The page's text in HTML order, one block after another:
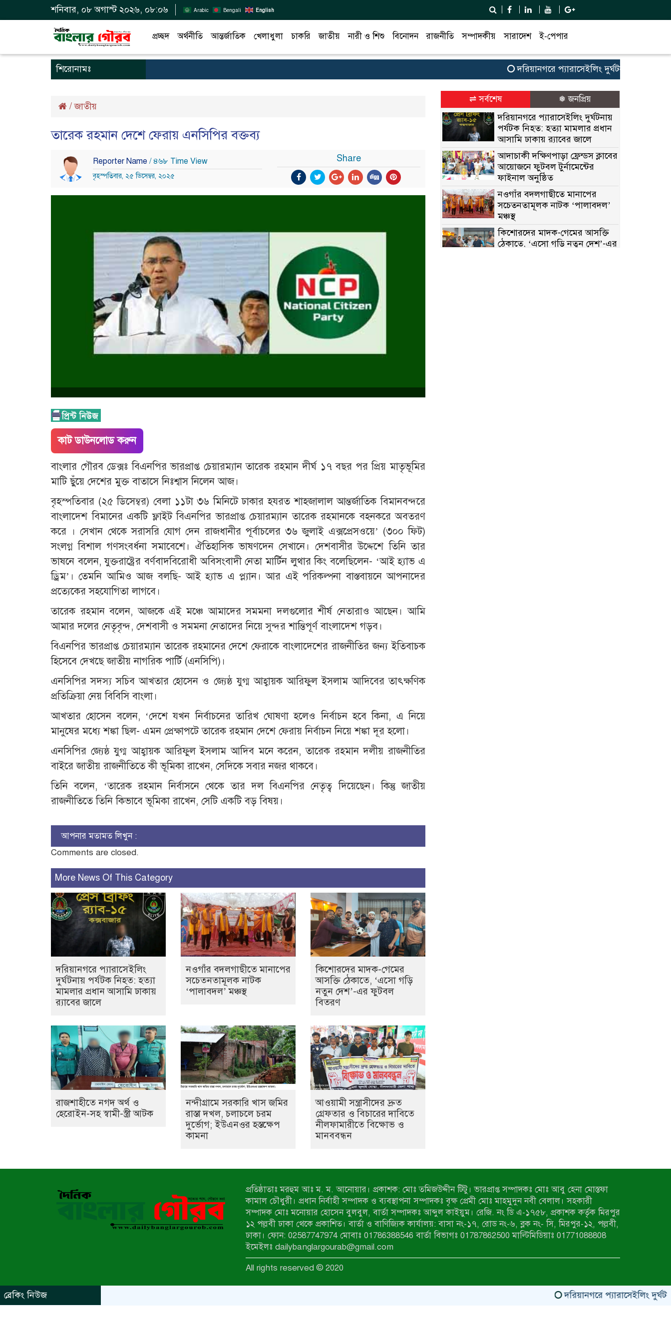
শনিবার, ০৮ অগাস্ট ২০২৬, ০৮:০৬ Arabic Bengali English
প্রচ্ছদ অর্থনীতি আন্তর্জাতিক খেলাধুলা চাকরি জাতীয় নারী ও শিশু বিনোদন রাজনীতি সম্পাদকীয় সারাদেশ ই-পেপার
শিরোনামঃ দরিয়ানগরে প্যারাসেইলিং দুর্ঘটনায় পর্যটক
/জাতীয়
তারেক রহমান দেশে ফেরায় এনসিপির বক্তব্য
Reporter Name / ৪৬৮ Time View
বৃহস্পতিবার, ২৫ ডিসেম্বর, ২০২৫
Share
কাট ডাউনলোড করুন
বাংলার গৌরব ডেক্সঃ বিএনপির ভারপ্রাপ্ত চেয়ারম্যান তারেক রহমান দীর্ঘ ১৭ বছর পর প্রিয় মাতৃভূমির
মাটি ছুঁয়ে দেশের মুক্ত বাতাসে নিঃশ্বাস নিলেন আজ।
বৃহস্পতিবার (২৫ ডিসেম্বর) বেলা ১১টা ৩৬ মিনিটে ঢাকার হযরত শাহজালাল আন্তর্জাতিক বিমানবন্দরে
বাংলাদেশ বিমানের একটি ফ্লাইট বিএনপির ভারপ্রাপ্ত চেয়ারম্যান তারেক রহমানকে বহনকরে অবতরণ
করে । সেখান থেকে সরাসরি যোগ দেন রাজধানীর পূর্বাচলের ৩৬ জুলাই এক্সপ্রেসওয়ে’ (৩০০ ফিট)
সংলগ্ন বিশাল গণসংবর্ধনা সমাবেশে। ঐতিহাসিক ভাষণদেন সেখানে। দেশবাসীর উদ্দেশে তিনি তার
ভাষনে বলেন, যুক্তরাষ্ট্রের বর্ণবাদবিরোধী অবিসংবাদী নেতা মার্টিন লুথার কিং বলেছিলেন- ‘আই হ্যাভ এ
ড্রিম’। তেমনি আমিও আজ বলছি- আই হ্যাভ এ প্ল্যান। আর এই পরিকল্পনা বাস্তবায়নে আপনাদের
প্রত্যেকের সহযোগিতা লাগবে।
তারেক রহমান বলেন, আজকে এই মঞ্চে আমাদের সমমনা দলগুলোর শীর্ষ নেতারাও আছেন। আমি
আমার দলের নেতৃবৃন্দ, দেশবাসী ও সমমনা নেতাদের নিয়ে সুন্দর শান্তিপূর্ণ বাংলাদেশ গড়ব।
বিএনপির ভারপ্রাপ্ত চেয়ারম্যান তারেক রহমানের দেশে ফেরাকে বাংলাদেশের রাজনীতির জন্য ইতিবাচক
হিসেবে দেখছে জাতীয় নাগরিক পার্টি (এনসিপি)।
এনসিপির সদস্য সচিব আখতার হোসেন ও জ্যেষ্ঠ যুগ্ম আহ্বায়ক আরিফুল ইসলাম আদিবের তাৎক্ষণিক
প্রতিক্রিয়া নেয় বিবিসি বাংলা।
আখতার হোসেন বলেন, ‘দেশে যখন নির্বাচনের তারিখ ঘোষণা হলেও নির্বাচন হবে কিনা, এ নিয়ে
মানুষের মধ্যে শঙ্কা ছিল- এমন প্রেক্ষাপটে তারেক রহমান দেশে ফেরায় নির্বাচন নিয়ে শঙ্কা দূর হলো।
এনসিপির জ্যেষ্ঠ যুগ্ম আহ্বায়ক আরিফুল ইসলাম আদিব মনে করেন, তারেক রহমান দলীয় রাজনীতির
বাইরে জাতীয় রাজনীতিতে কী ভূমিকা রাখেন, সেদিকে সবার নজর থাকবে।
তিনি বলেন, ‘তারেক রহমান নির্বাসনে থেকে তার দল বিএনপির নেতৃত্ব দিয়েছেন। কিন্তু জাতীয়
রাজনীতিতে তিনি কিভাবে ভূমিকা রাখেন, সেটি একটি বড় বিষয়।
আপনার মতামত লিখুন :
Comments are closed.
More News Of This Category
দরিয়ানগরে প্যারাসেইলিং
দুর্ঘটনায় পর্যটক নিহত: হত্যা
মামলার প্রধান আসামি ঢাকায়
র‌্যাবের জালে
নওগাঁর বদলগাছীতে মানাপের
সচেতনতামূলক নাটক
‘পালাবদল’ মঞ্চস্থ
কিশোরদের মাদক-গেমের
আসক্তি ঠেকাতে, ‘এসো গড়ি
নতুন দেশ’-এর ফুটবল
বিতরণ
রাজশাহীতে নগদ অর্থ ও
হেরোইন-সহ স্বামী-স্ত্রী আটক
নন্দীগ্রামে সরকারি খাস জমির
রাস্তা দখল, চলাচলে চরম
দুর্ভোগ; ইউএনওর হস্তক্ষেপ
কামনা
আওয়ামী সন্ত্রাসীদের দ্রুত
গ্রেফতার ও বিচারের দাবিতে
নীলফামারীতে বিক্ষোভ ও
মানববন্ধন
⇌ সর্বশেষ ❅ জনপ্রিয়
দরিয়ানগরে প্যারাসেইলিং দুর্ঘটনায়
পর্যটক নিহত: হত্যা মামলার প্রধান
আসামি ঢাকায় র‌্যাবের জালে
আদাচাকী দক্ষিণপাড়া ফ্রেন্ডস ক্লাবের
আয়োজনে ফুটবল টুর্নামেন্টের
ফাইনাল অনুষ্ঠিত
নওগাঁর বদলগাছীতে মানাপের
সচেতনতামূলক নাটক ‘পালাবদল’
মঞ্চস্থ
কিশোরদের মাদক-গেমের আসক্তি
ঠেকাতে, ‘এসো গড়ি নতুন দেশ’-এর
প্রতিষ্ঠাতাঃ মরহুম আঃ ম. ম. আনোয়ার। প্রকাশক: মোঃ তমিজউদ্দীন টিটু। ভারপ্রাপ্ত সম্পাদকঃ মোঃ আবু হেনা মোস্তফা
কামাল চৌধুরী। প্রধান নির্বাহী সম্পাদক ও ব্যবস্থাপনা সম্পাদকঃ বৃক্ষ প্রেমী মোঃ মাহমুদুন নবী বেলাল। সহকারী
সম্পাদক মোঃ মনোয়ার হোসেন বুলবুল, বার্তা সম্পাদকঃ আব্দুল কাইয়ুম। রেজি. নং ডি এ-১৭৫৮, প্রকাশক কর্তৃক মিরপুর
১২ পল্লবী ঢাকা থেকে প্রকাশিত। বার্তা ও বাণিজ্যিক কার্যালয়: বাসা নং-১৭, রোড নং-৬, ব্লক নং- সি, মিরপুর-১২, পল্লবী,
ঢাকা। ফোন: 02587747974 মোবাঃ 01786388546 বার্তা বিভাগঃ 01787862500 মাল্টিমিডিয়াঃ 01771088808
ইমেইলঃ dailybanglargourab@gmail.com
All rights reserved © 2020
ব্রেকিং নিউজ
দরিয়ানগরে প্যারাসেইলিং